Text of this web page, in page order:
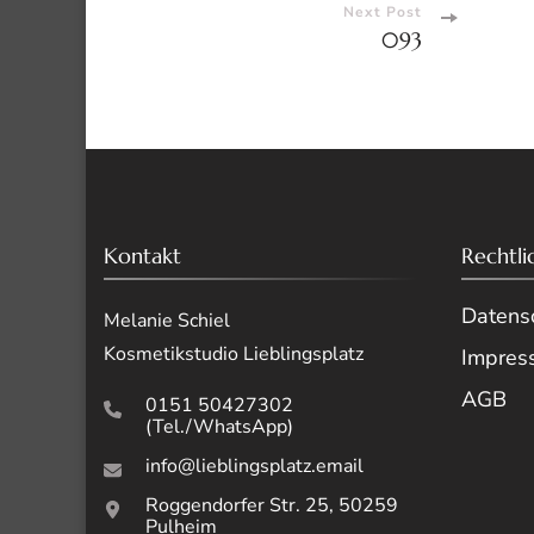
Next Post
093
Kontakt
Melanie Schiel
Kosmetikstudio Lieblingsplatz
0151 50427302
(Tel./WhatsApp)
info@lieblingsplatz.email
Roggendorfer Str. 25, 50259
Pulheim
AGB